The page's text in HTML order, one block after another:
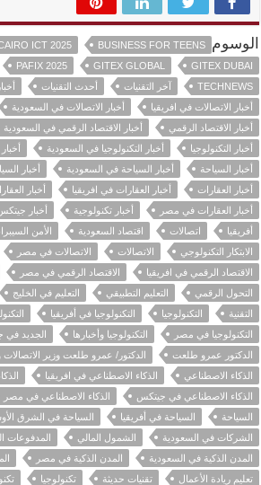
الوسوم BUSINESS FOR TEENS
ICT 2025
GITEX DUBAI
GITEX GLOBAL
PAFIX 2025
TECHNEWS
آخر التقنيات أحدث التقنيات
أخبار الاتصالات في افريقيا
أخبار الاتصالات في السعودية
أخبار الاقتصاد الرقمي
أخبار الاقتصاد الرقمي في السعودية
أخبار التكنولوجيا
أخبار التكنولوجيا في السعودية
أخبار السياحة
أخبار السياحة في السعودية
أخبار
أخبار العقارات
أخبار العقارات في افريقيا
أخبار
أخبار العقارات في مصر
أخبار تكنولوجية أخبار
أفريقيا
اتصالات اقتصاد السعودية الأمن
الابتكار التكنولوجي
الاتصالات الاتصالات في مصر
الاقتصاد الرقمي في افريقيا
الاقتصاد الرقمي في مصر
التحول الرقمي
التعليم التطبيقي التعليم في الخليج
التقنية
التكنولوجيا التكنولوجيا في أفريقيا
التكنولوجيا في مصر
التكنولوجيا وأخبارها
الجديد في
الدكتور عمرو طلعت
الدكتور/ عمرو طلعت وزير الاتصالات
الذكاء الاصطناعي
الذكاء الاصطناعي في افريقيا
الذكاء الاصطناعي في جيتكس
الذكاء الاصطناعي في مصر
السياحة
السياحة في أفريقيا السياحة في الشرق
الشركات في السعودية
الشمول المالي
المدفوعات
المدن الذكية في السعودية
المدن الذكية في مصر
تعليم ريادة الأعمال
تقنيات حديثة تكنولوجيا